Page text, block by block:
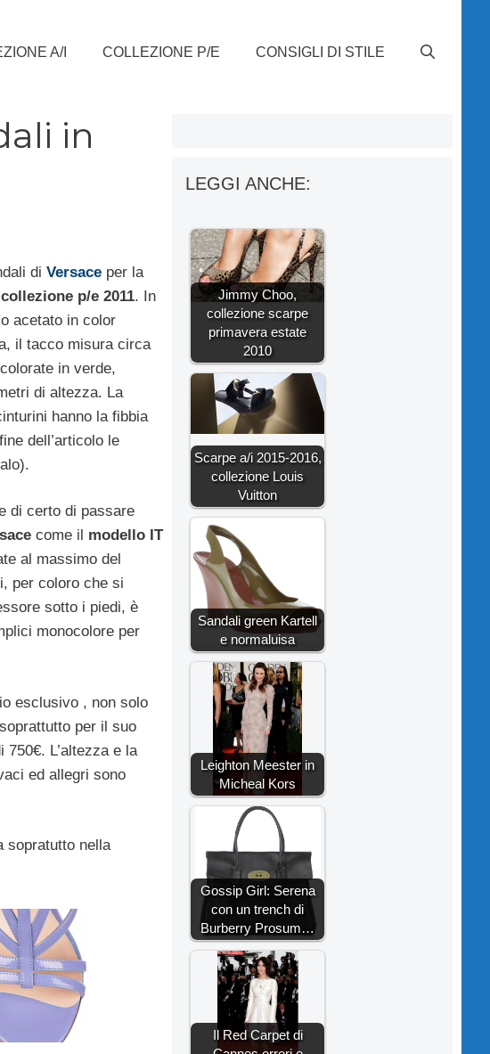
A/I COLLEZIONE P/E CONSIGLI DI STILE
in
di Versace per la
collezione p/e 2011. In
acetato in color
il tacco misura circa
in verde,
di altezza. La
hanno la fibbia
dell’articolo le
di certo di passare
come il modello IT
al massimo del
per coloro che si
sotto i piedi, è
monocolore per
esclusivo , non solo
per il suo
L’altezza e la
ed allegri sono
sopratutto nella
LEGGI ANCHE:
Jimmy Choo,
collezione scarpe
primavera estate
2010
Scarpe a/i 2015-2016,
collezione Louis
Vuitton
Sandali green Kartell
e normaluisa
Leighton Meester in
Micheal Kors
Gossip Girl: Serena
con un trench di
Burberry Prosum…
Il Red Carpet di